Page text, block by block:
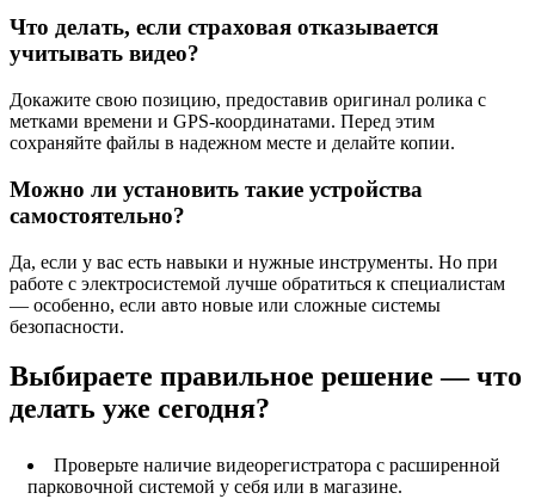
Что делать, если страховая отказывается
учитывать видео?
Докажите свою позицию, предоставив оригинал ролика с
метками времени и GPS-координатами. Перед этим
сохраняйте файлы в надежном месте и делайте копии.
Можно ли установить такие устройства
самостоятельно?
Да, если у вас есть навыки и нужные инструменты. Но при
работе с электросистемой лучше обратиться к специалистам
— особенно, если авто новые или сложные системы
безопасности.
Выбираете правильное решение — что
делать уже сегодня?
Проверьте наличие видеорегистратора с расширенной
парковочной системой у себя или в магазине.